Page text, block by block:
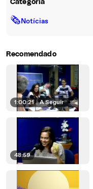
Categoria
🗞Notícias
Recomendado
1:00:21 | A Seguir
48:59